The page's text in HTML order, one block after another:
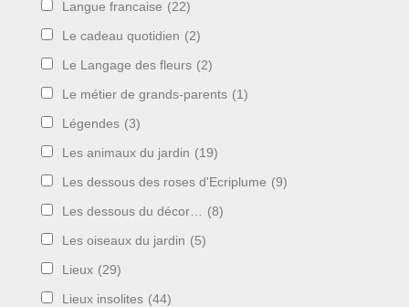
Langue francaise (22)
Le cadeau quotidien (2)
Le Langage des fleurs (2)
Le métier de grands-parents (1)
Légendes (3)
Les animaux du jardin (19)
Les dessous des roses d'Ecriplume (9)
Les dessous du décor… (8)
Les oiseaux du jardin (5)
Lieux (29)
Lieux insolites (44)